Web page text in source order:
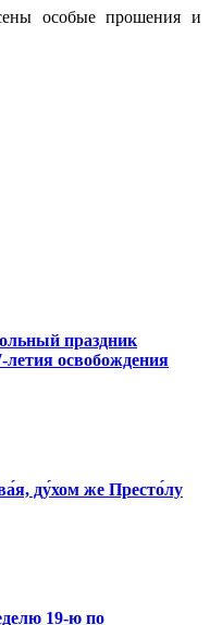
особые прошения и
праздник
летия освобождения
ду́хом же Престо́лу
19-ю по